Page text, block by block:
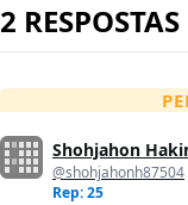
2 RESPOSTAS
Shohjahon
@shohjahonh87504
Rep: 25